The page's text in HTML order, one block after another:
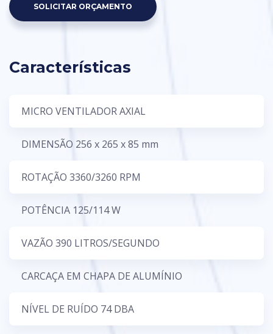
SOLICITAR ORÇAMENTO
Características
MICRO VENTILADOR AXIAL
DIMENSÃO 256 x 265 x 85 mm
ROTAÇÃO 3360/3260 RPM
POTÊNCIA 125/114 W
VAZÃO 390 LITROS/SEGUNDO
CARCAÇA EM CHAPA DE ALUMÍNIO
NÍVEL DE RUÍDO 74 DBA